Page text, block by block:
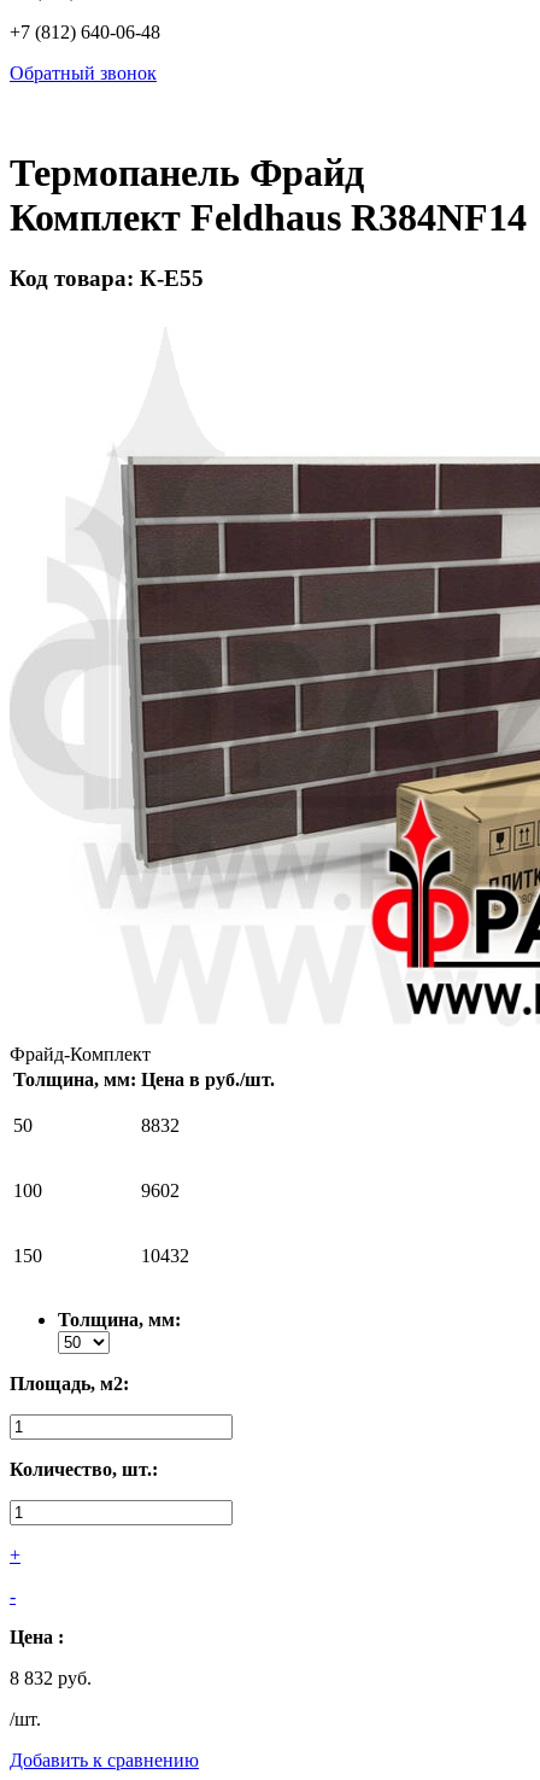
+7 (812) 640-06-48
Обратный звонок
Термопанель Фрайд
Комплект Feldhaus R384NF14
Код товара: К-Е55
Фрайд-Комплект
Толщина, мм: Цена в руб./шт.
50 8832
100 9602
150 10432
Толщина, мм:
Площадь, м2:
Количество, шт.:
+
-
Цена :
8 832 руб.
/шт.
Добавить к сравнению